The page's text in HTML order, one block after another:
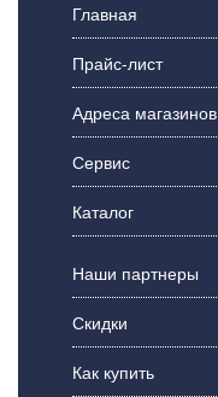
Главная
Прайс-лист
Адреса магазинов
Сервис
Каталог
Наши партнеры
Скидки
Как купить